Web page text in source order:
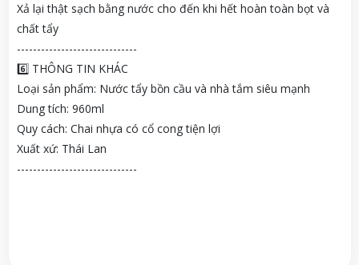
Xả lại thật sạch bằng nước cho đến khi hết hoàn toàn bọt và
chất tẩy
------------------------------
6️⃣ THÔNG TIN KHÁC
Loại sản phẩm: Nước tẩy bồn cầu và nhà tắm siêu mạnh
Dung tích: 960ml
Quy cách: Chai nhựa có cổ cong tiện lợi
Xuất xứ: Thái Lan
------------------------------